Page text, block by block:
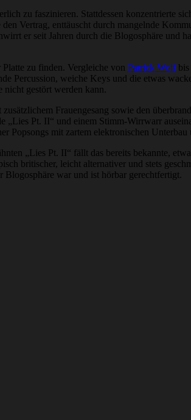
zu faszinieren. Stattdessen konzentrierte
Vertrag, enttäuscht durch mangelnde
er seit Jahren durch die Blogosphäre und
zu finden. Vergleiche von Patrick Wolfbis
Percussion, weiche Keys und die etwas
nicht gestört werden kann.
Frauengesang sowie den
Pt. II“ und einem Stimm-Wirrwarr
Popsongs mit zartem elektronischen
„Lies Pt. II“ fällt das bereits bekannte,
britischer, leicht alternativer und stets
Blogosphäre war und ist hörbar gerechtfertigt.